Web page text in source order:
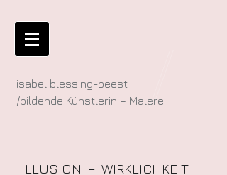
isabel blessing-peest
/bildende Künstlerin – Malerei
ILLUSION – WIRKLICHKEIT